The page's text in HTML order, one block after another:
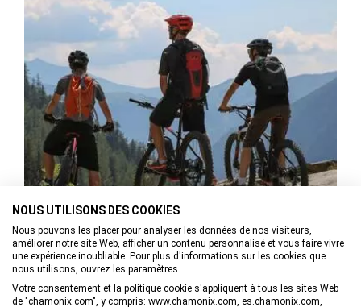
aux Houches
Itinéraire VTT AE - T : E-Bike MB France-Italie depuis Les
Houches
NOUS UTILISONS DES COOKIES
Nous pouvons les placer pour analyser les données de nos visiteurs,
améliorer notre site Web, afficher un contenu personnalisé et vous faire vivre
une expérience inoubliable. Pour plus d'informations sur les cookies que
nous utilisons, ouvrez les paramètres.
Votre consentement et la politique cookie s'appliquent à tous les sites Web
de "chamonix.com", y compris: www.chamonix.com, es.chamonix.com,